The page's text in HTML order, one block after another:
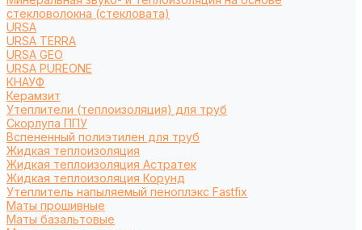
стекловолокна (стекловата)
URSA
URSA TERRA
URSA GEO
URSA PUREONE
КНАУФ
Керамзит
Утеплители (теплоизоляция) для труб
Cкорлупа ППУ
Вспененный полиэтилен для труб
Жидкая теплоизоляция
Жидкая теплоизоляция Астратек
Жидкая теплоизоляция Корунд
Утеплитель напыляемый пеноплэкс Fastfix
Маты прошивные
Маты базальтовые